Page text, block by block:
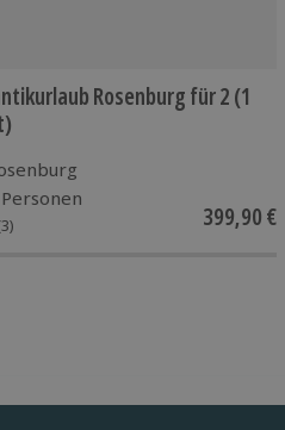
Rosenburg für 2 (1
399,90 €